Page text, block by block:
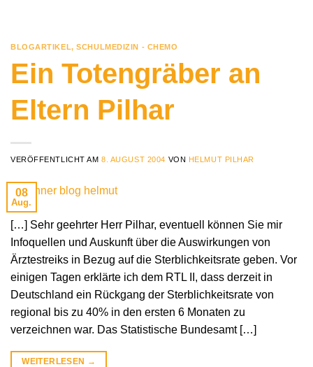
BLOGARTIKEL,SCHULMEDIZIN - CHEMO
Ein Totengräber an
Eltern Pilhar
VERÖFFENTLICHT AM8. AUGUST 2004 VON HELMUT PILHAR
08
Aug.
[…] Sehr geehrter Herr Pilhar, eventuell können Sie mir
Infoquellen und Auskunft über die Auswirkungen von
Ärztestreiks in Bezug auf die Sterblichkeitsrate geben. Vor
einigen Tagen erklärte ich dem RTL II, dass derzeit in
Deutschland ein Rückgang der Sterblichkeitsrate von
regional bis zu 40% in den ersten 6 Monaten zu
verzeichnen war. Das Statistische Bundesamt […]
WEITERLESEN →